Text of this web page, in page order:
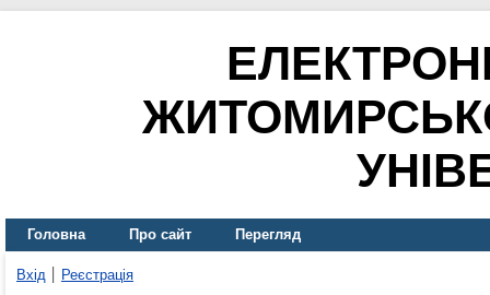
Головна Про сайт Перегляд
Вхід Реєстрація